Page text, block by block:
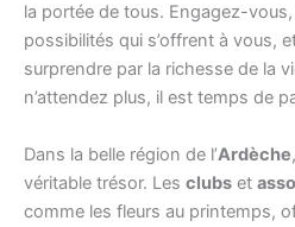
la portée de tous. Engagez-
possibilités qui s’offrent à vous,
surprendre par la richesse de la
n’attendez plus, il est temps de
Dans la belle région de l’Ardèche
véritable trésor. Les clubs et
comme les fleurs au printemps,